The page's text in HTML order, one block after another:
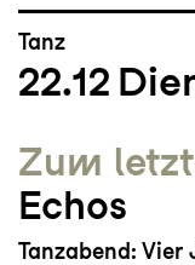
Tanz
22.12
Zum
Echos
Tanzabend: Vier